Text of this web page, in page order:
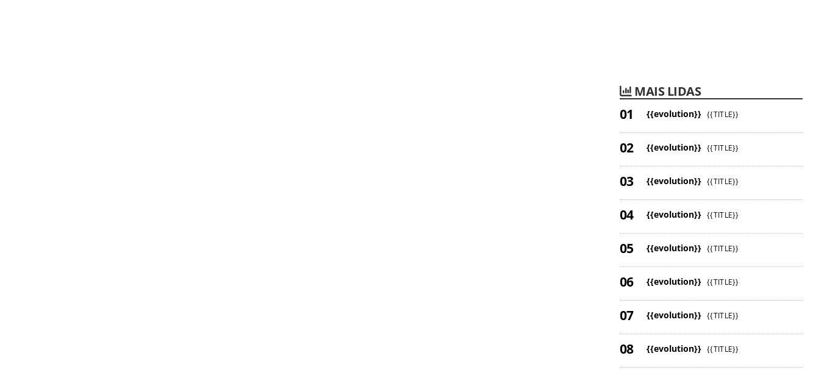
MAIS LIDAS
{{evolution}} {{TITLE}}
{{evolution}} {{TITLE}}
{{evolution}} {{TITLE}}
{{evolution}} {{TITLE}}
{{evolution}} {{TITLE}}
{{evolution}} {{TITLE}}
{{evolution}} {{TITLE}}
{{evolution}} {{TITLE}}